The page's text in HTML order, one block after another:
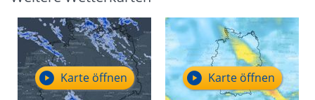
Karte öffnen Karte öffnen